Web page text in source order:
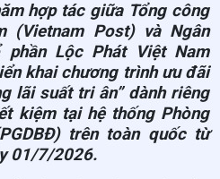
hợp tác giữa Tổng công
(Vietnam Post) và Ngân
phần Lộc Phát Việt Nam
khai chương trình ưu đãi
lãi suất tri ân” dành riêng
kiệm tại hệ thống Phòng
trên toàn quốc từ
01/7/2026.